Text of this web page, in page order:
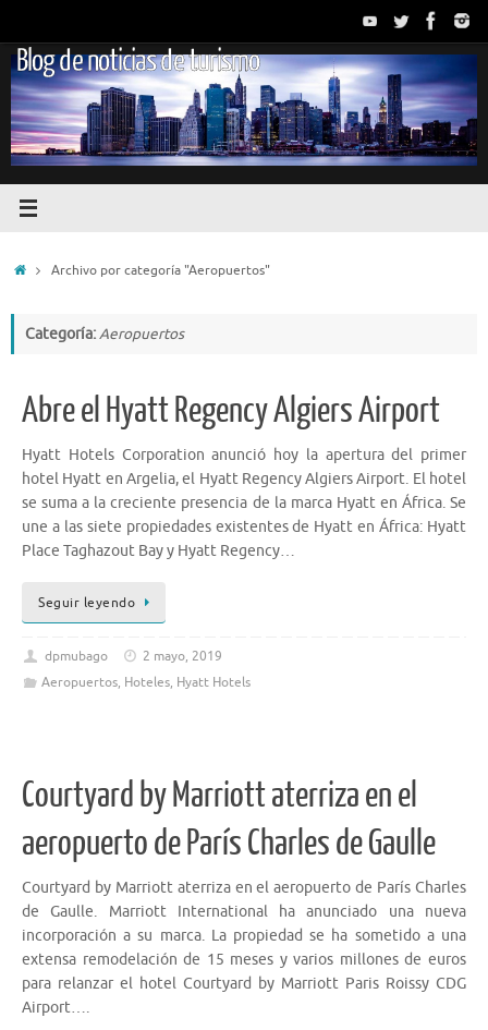
contenido
Blog de noticias de turismo
InicioArchivo por categoría "Aeropuertos"
Categoría:Aeropuertos
Abre el Hyatt Regency Algiers Airport
Hyatt Hotels Corporation anunció hoy la apertura del primer
hotel Hyatt en Argelia, el Hyatt Regency Algiers Airport. El hotel
se suma a la creciente presencia de la marca Hyatt en África. Se
une a las siete propiedades existentes de Hyatt en África: Hyatt
Place Taghazout Bay y Hyatt Regency…
Seguir leyendo
dpmubago
2 mayo, 2019
Aeropuertos, Hoteles, Hyatt Hotels
Courtyard by Marriott aterriza en el
aeropuerto de París Charles de Gaulle
Courtyard by Marriott aterriza en el aeropuerto de París Charles
de Gaulle. Marriott International ha anunciado una nueva
incorporación a su marca. La propiedad se ha sometido a una
extensa remodelación de 15 meses y varios millones de euros
para relanzar el hotel Courtyard by Marriott Paris Roissy CDG
Airport….